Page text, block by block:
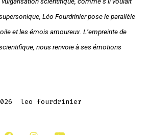
Léo Fourdrinier pose le parallèle
et les émois amoureux. L’empreinte de
nous renvoie à ses émotions
leo fourdrinier